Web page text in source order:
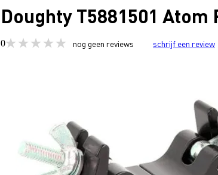
Doughty T5881501
0 nog geen reviews schrijf een review